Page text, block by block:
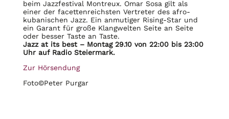
beim Jazzfestival Montreux. Omar Sosa gilt als
einer der facettenreichsten Vertreter des afro-
kubanischen Jazz. Ein anmutiger Rising-Star und
ein Garant für große Klangwelten Seite an Seite
oder besser Taste an Taste.
Jazz at its best – Montag 29.10 von 22:00 bis 23:00
Uhr auf Radio Steiermark.
Zur Hörsendung
Foto©Peter Purgar